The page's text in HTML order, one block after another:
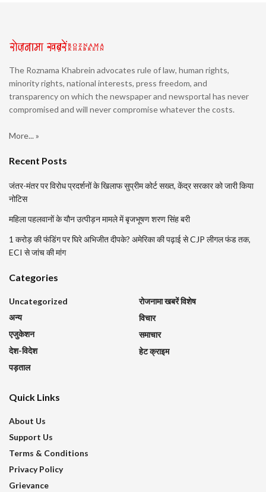
The Roznama Khabrein advocates rule of law, human rights,
minority rights, national interests, press freedom, and
transparency on which the newspaper and newsportal has never
compromised and will never compromise whatever the costs.
More... »
Recent Posts
जंतर-मंतर पर विरोध प्रदर्शनों के खिलाफ सुप्रीम कोर्ट सख्त, केंद्र सरकार को जारी किया
नोटिस
महिला पहलवानों के यौन उत्पीड़न मामले में बृजभूषण शरण सिंह बरी
1 करोड़ की फंडिंग पर घिरे अभिजीत दीपके? अमेरिका की पढ़ाई से CJP लीगल फंड तक,
ECI से जांच की मांग
Categories
Uncategorized
अन्य
एजुकेशन
देश-विदेश
पड़ताल
रोजनामा खबरें विशेष
विचार
समाचार
हेट क्राइम
Quick Links
About Us
Support Us
Terms & Conditions
Privacy Policy
Grievance